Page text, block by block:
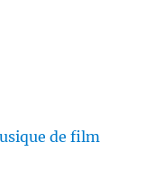
de film